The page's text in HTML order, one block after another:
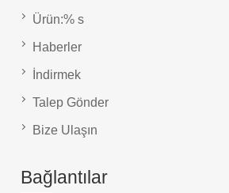
Ürün:% s
Haberler
İndirmek
Talep Gönder
Bize Ulaşın
Bağlantılar